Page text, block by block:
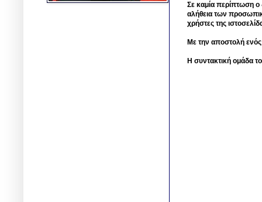
Σε καμία περίπτωση ο
αλήθεια των
χρήστες της
Με την αποστολή
Η συντακτική ομάδα